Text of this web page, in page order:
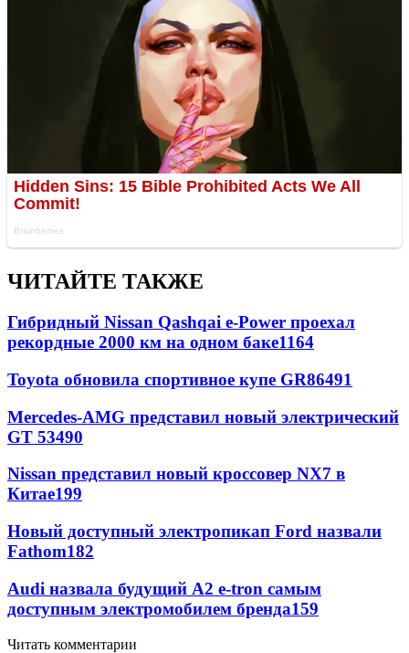
ЧИТАЙТЕ ТАКЖЕ
Гибридный Nissan Qashqai e-Power проехал
рекордные 2000 км на одном баке1164
Toyota обновила спортивное купе GR86491
Mercedes-AMG представил новый электрический
GT 53490
Nissan представил новый кроссовер NX7 в
Китае199
Новый доступный электропикап Ford назвали
Fathom182
Audi назвала будущий A2 e-tron самым
доступным электромобилем бренда159
Читать комментарии